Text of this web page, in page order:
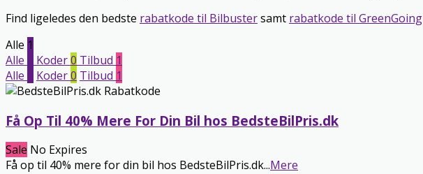
Find ligeledes den bedste rabatkode til Bilbustersamt rabatkode til GreenGoing
Alle 1
Alle
Koder0 Tilbud 1
Alle
Koder0 Tilbud 1
Få Op Til 40% Mere For Din Bil hos BedsteBilPris.dk
Sale No Expires
Få op til 40% mere for din bil hos BedsteBilPris.dk...Mere